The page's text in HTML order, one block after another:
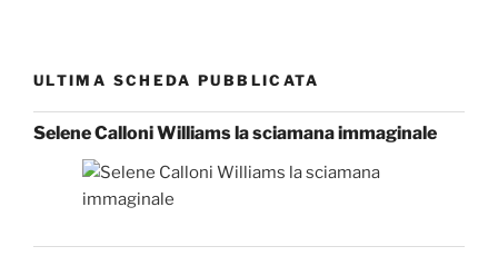
ULTIMA SCHEDA PUBBLICATA
Selene Calloni Williams la sciamana immaginale